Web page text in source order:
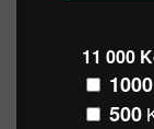
11 000
1000
500